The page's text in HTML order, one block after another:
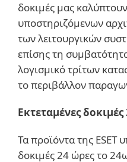
δοκιμές μας
υποστηριζόμενων
των λειτουργικών
επίσης τη
λογισμικό τρίτων
το περιβάλλον
Εκτεταμένες
Τα προϊόντα της ESET
δοκιμές 24 ώρες το